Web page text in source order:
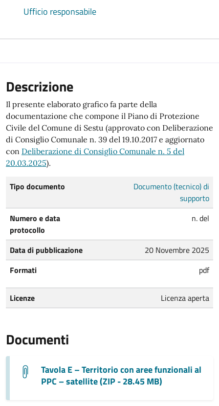
Ufficio responsabile
Descrizione
Il presente elaborato grafico fa parte della
documentazione che compone il Piano di Protezione
Civile del Comune di Sestu (approvato con Deliberazione
di Consiglio Comunale n. 39 del 19.10.2017 e aggiornato
con Deliberazione di Consiglio Comunale n. 5 del
20.03.2025).
Tipo documento
Documento (tecnico) di
supporto
Numero e data
protocollo
n. del
Data di pubblicazione
20 Novembre 2025
Formati
pdf
Licenze Licenza aperta
Documenti
Tavola E – Territorio con aree funzionali al
PPC – satellite (ZIP - 28.45 MB)